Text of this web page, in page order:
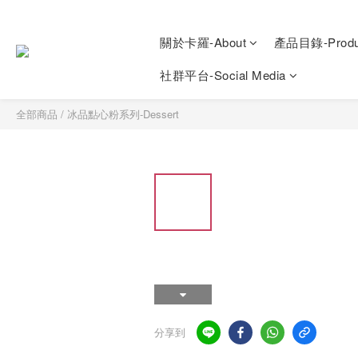
關於卡羅-About
產品目錄-
社群平台-Social Media
全部商品 / 冰品點心粉系列-Dessert
分享到